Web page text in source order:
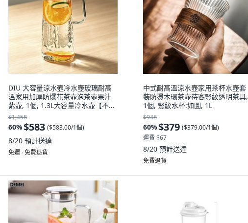
DIU 大容量涼水壺冷水壺玻璃耐高
溫家用加厚防爆花茶壺泡茶壺果汁
紮壺, 1個, 1.3L大容量冷水壺【不銹
鋼銀色封蓋】:如圖, 1L
$1,458
60%$583 ($583.00/1個)
8/20 預計送達
免運 ∙ 免費退貨
中式耐高溫涼水壺家用茶杯水壺套
裝防燙木環茶壺待客豎紋透明茶具,
1個, 豎紋水杯:如圖, 1L
$948
60%$379 ($379.00/1個)
運費 $67
8/20 預計送達
免費退貨